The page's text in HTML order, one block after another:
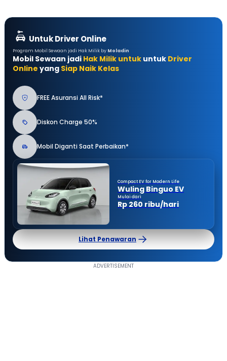
Untuk Driver Online
Program Mobil Sewaan jadi Hak Milik by Moladin
Mobil Sewaan jadi Hak Milik untuk untuk Driver
Online yang Siap Naik Kelas
FREE Asuransi All Risk*
Diskon Charge 50%
Mobil Diganti Saat Perbaikan*
Compact EV for Modern Life
Wuling Binguo EV
Mulai dari
Rp 260 ribu/hari
Lihat Penawaran